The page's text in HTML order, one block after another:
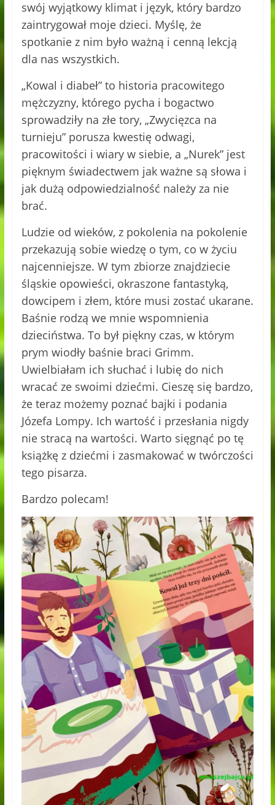
swój wyjątkowy klimat i język, który bardzo
zaintrygował moje dzieci. Myślę, że
spotkanie z nim było ważną i cenną lekcją
dla nas wszystkich.
„Kowal i diabeł” to historia pracowitego
mężczyzny, którego pycha i bogactwo
sprowadziły na złe tory, „Zwycięzca na
turnieju” porusza kwestię odwagi,
pracowitości i wiary w siebie, a „Nurek” jest
pięknym świadectwem jak ważne są słowa i
jak dużą odpowiedzialność należy za nie
brać.
Ludzie od wieków, z pokolenia na pokolenie
przekazują sobie wiedzę o tym, co w życiu
najcenniejsze. W tym zbiorze znajdziecie
śląskie opowieści, okraszone fantastyką,
dowcipem i złem, które musi zostać ukarane.
Baśnie rodzą we mnie wspomnienia
dzieciństwa. To był piękny czas, w którym
prym wiodły baśnie braci Grimm.
Uwielbiałam ich słuchać i lubię do nich
wracać ze swoimi dziećmi. Cieszę się bardzo,
że teraz możemy poznać bajki i podania
Józefa Lompy. Ich wartość i przesłania nigdy
nie stracą na wartości. Warto sięgnąć po tę
książkę z dziećmi i zasmakować w twórczości
tego pisarza.
Bardzo polecam!